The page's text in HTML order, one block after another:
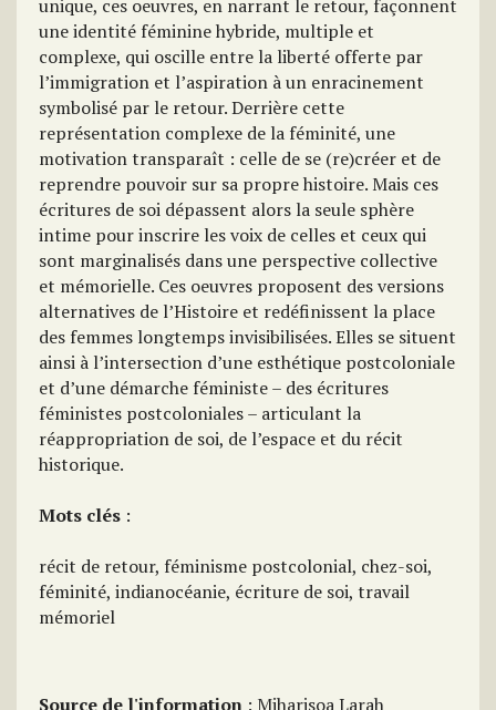
unique, ces oeuvres, en narrant le retour, façonnent
une identité féminine hybride, multiple et
complexe, qui oscille entre la liberté offerte par
l’immigration et l’aspiration à un enracinement
symbolisé par le retour. Derrière cette
représentation complexe de la féminité, une
motivation transparaît : celle de se (re)créer et de
reprendre pouvoir sur sa propre histoire. Mais ces
écritures de soi dépassent alors la seule sphère
intime pour inscrire les voix de celles et ceux qui
sont marginalisés dans une perspective collective
et mémorielle. Ces oeuvres proposent des versions
alternatives de l’Histoire et redéfinissent la place
des femmes longtemps invisibilisées. Elles se situent
ainsi à l’intersection d’une esthétique postcoloniale
et d’une démarche féministe – des écritures
féministes postcoloniales – articulant la
réappropriation de soi, de l’espace et du récit
historique.
Mots clés :
récit de retour, féminisme postcolonial, chez-soi,
féminité, indianocéanie, écriture de soi, travail
mémoriel
Source de l'information : Miharisoa Larah